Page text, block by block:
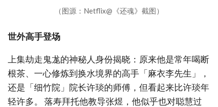
（图源：Netflix@《还魂》截图）
世外高手登场
上集劫走鬼尨的神秘人身份揭晓：原来他是常年喝断
根茶、一心修炼到换水境界的高手「麻衣李先生」，
还是「细竹院」院长许琰的师傅，但看起来比许琰年
轻许多。 落寿拜托他教导张煜，他似乎也对聪慧过